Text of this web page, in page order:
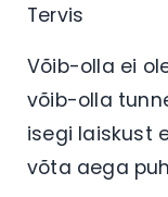
Tervis
Võib-olla ei
võib-olla
isegi laiskust
võta aega